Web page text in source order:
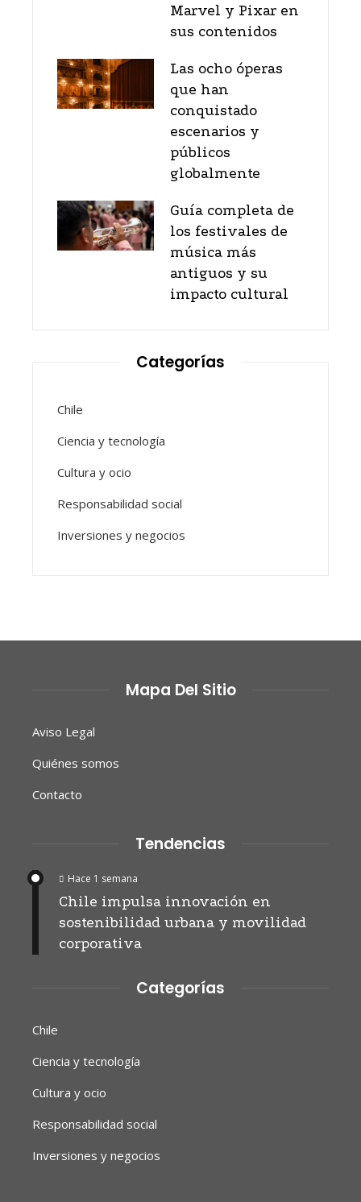
Marvel y Pixar en
sus contenidos
Las ocho óperas
que han
conquistado
escenarios y
públicos
globalmente
Guía completa de
los festivales de
música más
antiguos y su
impacto cultural
Categorías
Chile
Ciencia y tecnología
Cultura y ocio
Responsabilidad social
Inversiones y negocios
Mapa Del Sitio
Aviso Legal
Quiénes somos
Contacto
Tendencias
Hace 1 semana
Chile impulsa innovación en
sostenibilidad urbana y movilidad
corporativa
Categorías
Chile
Ciencia y tecnología
Cultura y ocio
Responsabilidad social
Inversiones y negocios